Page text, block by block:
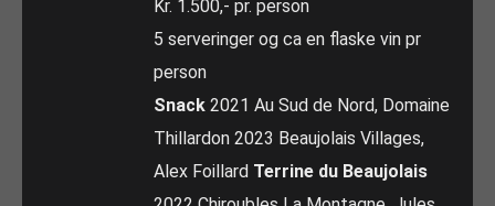
Kr. 1.500,- pr. person
5 serveringer og ca en flaske vin pr
person
Snack 2021 Au Sud de Nord, Domaine
Thillardon 2023 Beaujolais Villages,
Alex Foillard Terrine du Beaujolais